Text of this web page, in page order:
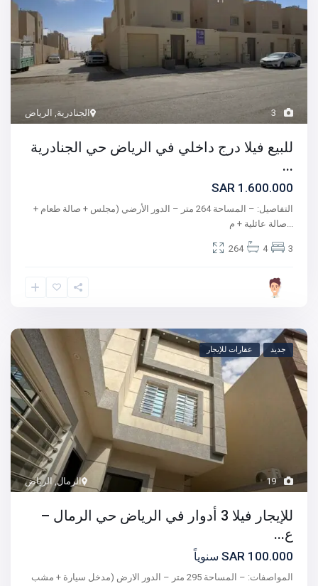
الجنادرية, الرياض
للبيع فيلا درج داخلي في الرياض حي الجنادرية
...
1.600.000 SAR
التفاصيل: – المساحة 264 متر – الدور الأرضي (مجلس + صالة طعام +
صالة عائلية + م...
3
4
264
19 الرمال, الرياض
عقارات للإيجار جديد
للإيجار فيلا 3 أدوار في الرياض حي الرمال –
ع...
100.000 SAR سنوياً
المواصفات: – المساحة 295 متر – الدور الارض (مدخل سيارة + مشب